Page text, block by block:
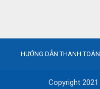
HƯỚNG DẪN THANH TOÁN
Copyright 2021